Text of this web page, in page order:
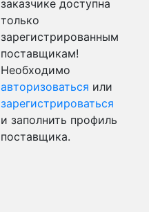
заказчике доступна
только
зарегистрированным
поставщикам!
Необходимо
авторизоваться или
зарегистрироваться
и заполнить профиль
поставщика.